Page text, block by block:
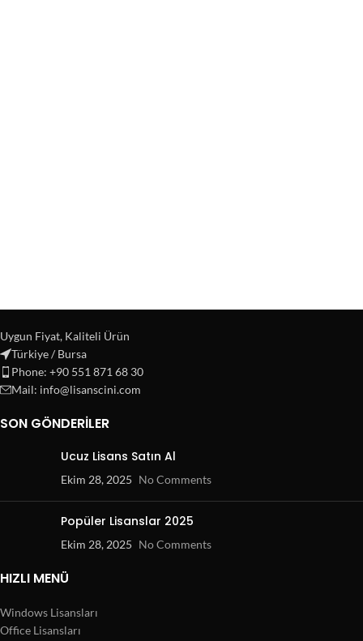
Uygun Fiyat, Kaliteli Ürün
Türkiye / Bursa
Phone: +90 551 871 68 30
Mail: info@lisanscini.com
SON GÖNDERILER
Ucuz Lisans Satın Al
Ekim 28, 2025 No Comments
Popüler Lisanslar 2025
Ekim 28, 2025 No Comments
HIZLI MENÜ
Windows Lisansları
Office Lisansları